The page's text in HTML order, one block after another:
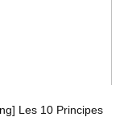
Les 10 Principes